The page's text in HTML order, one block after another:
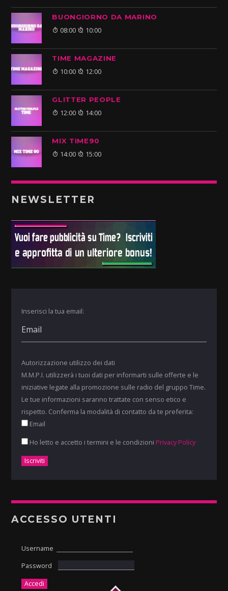
BUONGIORNO DA MARINO
08:00 10:00
TIME MAGAZINE
10:00 12:00
GLITTER PEOPLE
12:00 14:00
MIX TIME90
14:00 15:00
NEWSLETTER
Inserisci la tua email:
Autorizzazione utilizzo dei dati
M.M.P.I. utilizzerà i tuoi dati per informarti sulle offerte e le
iniziative legate alla promozione sulle radio del gruppo Time.
Le tue informazioni saranno trattate con senso etico e
rispetto. Conferma la modalità di contatto da te preferita:
Email
Ho letto e accetto i termini e le condizioni Privacy Policy
ACCESSO UTENTI
Username
Password